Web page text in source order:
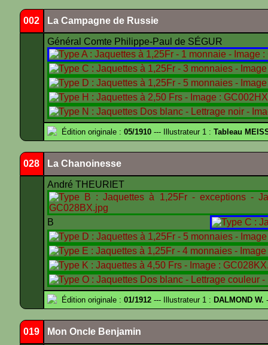
002 La Campagne de Russie
Général Comte Philippe-Paul de SÉGUR
Édition originale : 05/1910 --- Illustrateur 1 : Tableau
028 La Chanoinesse
André THEURIET
B
Édition originale : 01/1912 --- Illustrateur 1 : DALMOND W.
019 Mon Oncle Benjamin